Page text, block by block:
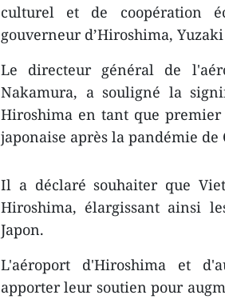
culturel et de coopération
gouverneur d’Hiroshima,
Le directeur général de
Nakamura, a souligné la
Hiroshima en tant que
japonaise après la pandémie de
Il a déclaré souhaiter que
Hiroshima, élargissant ainsi
Japon.
L'aéroport d'Hiroshima et
apporter leur soutien pour